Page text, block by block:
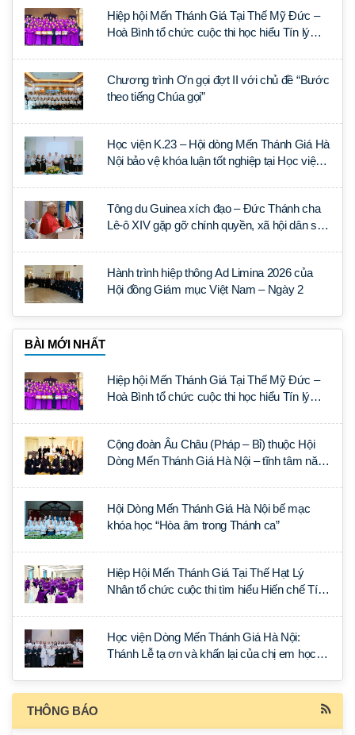
Hiệp hội Mến Thánh Giá Tại Thế Mỹ Đức –
Hoà Bình tổ chức cuộc thi học hiểu Tín lý
Chương trình Ơn gọi đợt II với chủ đề “Bước
theo tiếng Chúa gọi”
Học viện K.23 – Hội dòng Mến Thánh Giá Hà
Nội bảo vệ khóa luận tốt nghiệp tại Học viện
Tông du Guinea xích đạo – Đức Thánh cha
Lê-ô XIV gặp gỡ chính quyền, xã hội dân sự
Hành trình hiệp thông Ad Limina 2026 của
Hội đồng Giám mục Việt Nam – Ngày 2
BÀI MỚI NHẤT
Hiệp hội Mến Thánh Giá Tại Thế Mỹ Đức –
Hoà Bình tổ chức cuộc thi học hiểu Tín lý
Cộng đoàn Âu Châu (Pháp – Bỉ) thuộc Hội
Dòng Mến Thánh Giá Hà Nội – tĩnh tâm năm
Hội Dòng Mến Thánh Giá Hà Nội bế mạc
khóa học “Hòa âm trong Thánh ca”
Hiệp Hội Mến Thánh Giá Tại Thế Hạt Lý
Nhân tổ chức cuộc thi tìm hiểu Hiến chế Tín
Học viện Dòng Mến Thánh Giá Hà Nội:
Thánh Lễ tạ ơn và khấn lại của chị em học
THÔNG BÁO